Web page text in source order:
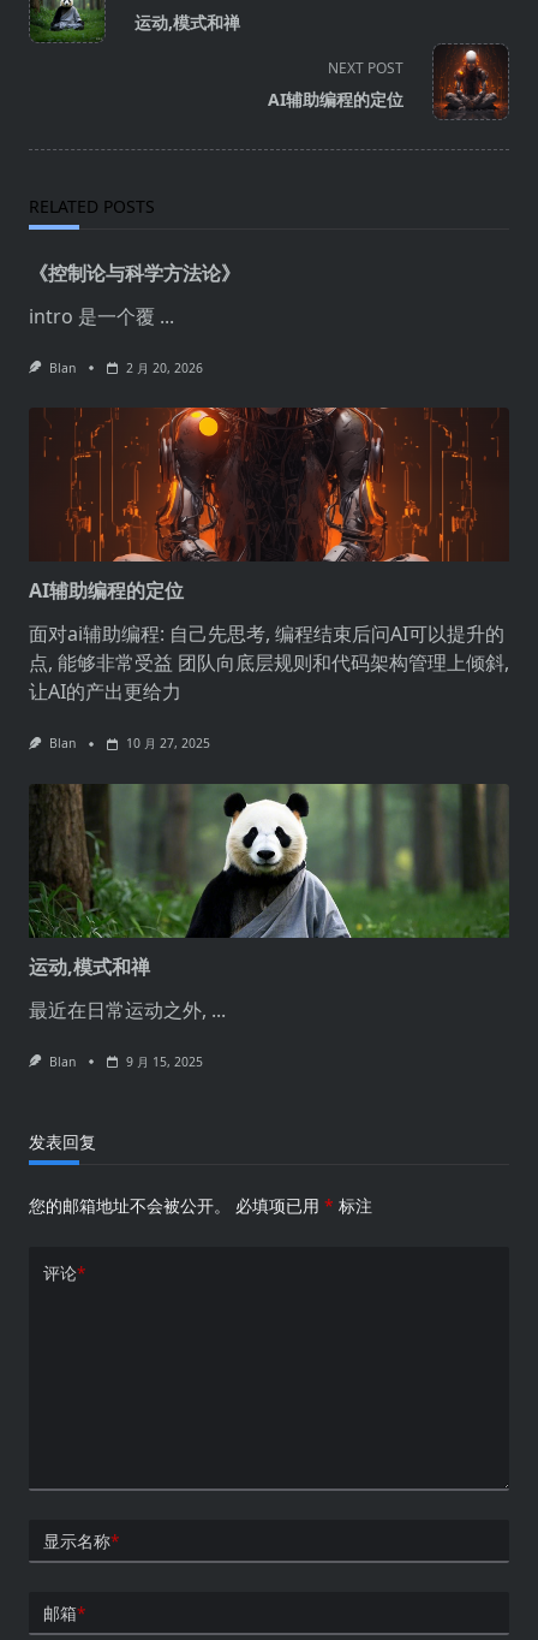
运动,模式和禅
NEXT POST
AI辅助编程的定位
RELATED POSTS
《控制论与科学方法论》
intro 是一个覆 ...
Blan 2 月 20, 2026
AI辅助编程的定位
面对ai辅助编程: 自己先思考, 编程结束后问AI可以提升的
点, 能够非常受益 团队向底层规则和代码架构管理上倾斜,
让AI的产出更给力
Blan 10 月 27, 2025
运动,模式和禅
最近在日常运动之外, ...
Blan 9 月 15, 2025
发表回复
您的邮箱地址不会被公开。 必填项已用 * 标注
评论*
显示名称*
邮箱*